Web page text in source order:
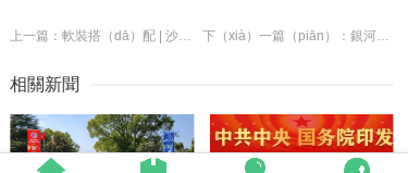
上一篇：軟裝搭（dā）配 | 沙發與窗簾（lián）色（sè）係的絕妙搭配 下（xià）一篇（piān）：銀河水滴智能工業檢測技術為中國智造賦能（néng）
相關新聞